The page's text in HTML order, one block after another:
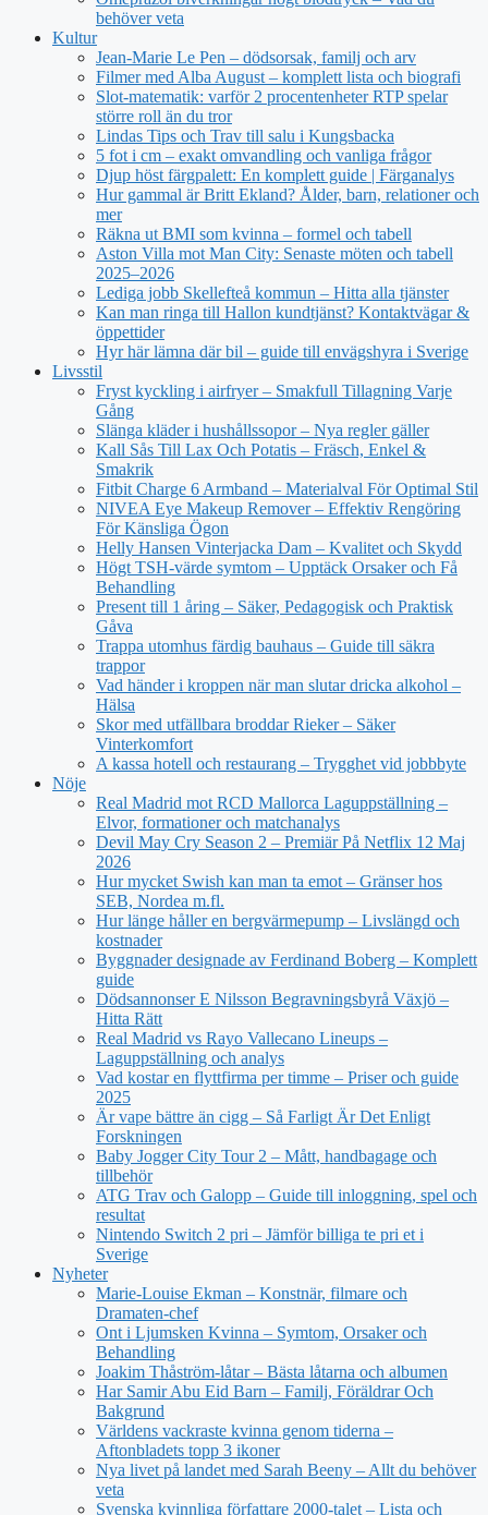
behöver veta
Kultur
Jean‑Marie Le Pen – dödsorsak, familj och arv
Filmer med Alba August – komplett lista och biografi
Slot-matematik: varför 2 procentenheter RTP spelar
större roll än du tror
Lindas Tips och Trav till salu i Kungsbacka
5 fot i cm – exakt omvandling och vanliga frågor
Djup höst färgpalett: En komplett guide | Färganalys
Hur gammal är Britt Ekland? Ålder, barn, relationer och
mer
Räkna ut BMI som kvinna – formel och tabell
Aston Villa mot Man City: Senaste möten och tabell
2025–2026
Lediga jobb Skellefteå kommun – Hitta alla tjänster
Kan man ringa till Hallon kundtjänst? Kontaktvägar &
öppettider
Hyr här lämna där bil – guide till envägshyra i Sverige
Livsstil
Fryst kyckling i airfryer – Smakfull Tillagning Varje
Gång
Slänga kläder i hushållssopor – Nya regler gäller
Kall Sås Till Lax Och Potatis – Fräsch, Enkel &
Smakrik
Fitbit Charge 6 Armband – Materialval För Optimal Stil
NIVEA Eye Makeup Remover – Effektiv Rengöring
För Känsliga Ögon
Helly Hansen Vinterjacka Dam – Kvalitet och Skydd
Högt TSH-värde symtom – Upptäck Orsaker och Få
Behandling
Present till 1 åring – Säker, Pedagogisk och Praktisk
Gåva
Trappa utomhus färdig bauhaus – Guide till säkra
trappor
Vad händer i kroppen när man slutar dricka alkohol –
Hälsa
Skor med utfällbara broddar Rieker – Säker
Vinterkomfort
A kassa hotell och restaurang – Trygghet vid jobbbyte
Nöje
Real Madrid mot RCD Mallorca Laguppställning –
Elvor, formationer och matchanalys
Devil May Cry Season 2 – Premiär På Netflix 12 Maj
2026
Hur mycket Swish kan man ta emot – Gränser hos
SEB, Nordea m.fl.
Hur länge håller en bergvärmepump – Livslängd och
kostnader
Byggnader designade av Ferdinand Boberg – Komplett
guide
Dödsannonser E Nilsson Begravningsbyrå Växjö –
Hitta Rätt
Real Madrid vs Rayo Vallecano Lineups –
Laguppställning och analys
Vad kostar en flyttfirma per timme – Priser och guide
2025
Är vape bättre än cigg – Så Farligt Är Det Enligt
Forskningen
Baby Jogger City Tour 2 – Mått, handbagage och
tillbehör
ATG Trav och Galopp – Guide till inloggning, spel och
resultat
Nintendo Switch 2 pri – Jämför billiga te pri et i
Sverige
Nyheter
Marie-Louise Ekman – Konstnär, filmare och
Dramaten-chef
Ont i Ljumsken Kvinna – Symtom, Orsaker och
Behandling
Joakim Thåström-låtar – Bästa låtarna och albumen
Har Samir Abu Eid Barn – Familj, Föräldrar Och
Bakgrund
Världens vackraste kvinna genom tiderna –
Aftonbladets topp 3 ikoner
Nya livet på landet med Sarah Beeny – Allt du behöver
veta
Svenska kvinnliga författare 2000-talet – Lista och